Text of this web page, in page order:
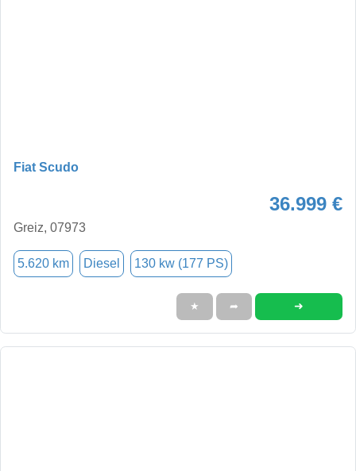
Fiat Scudo
36.999 €
Greiz, 07973
5.620 km Diesel 130 kw (177 PS)
★ ➦ ➜